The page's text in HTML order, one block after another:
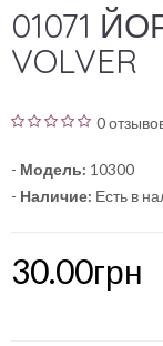
01071
VOLVER
0
- Модель: 10300
- Наличие: Есть в
30.00грн